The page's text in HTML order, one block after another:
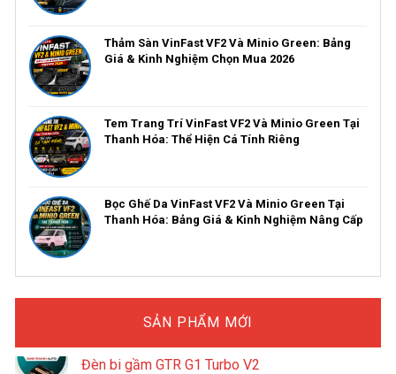
Thảm Sàn VinFast VF2 Và Minio Green: Bảng
Giá & Kinh Nghiệm Chọn Mua 2026
Tem Trang Trí VinFast VF2 Và Minio Green Tại
Thanh Hóa: Thể Hiện Cá Tính Riêng
Bọc Ghế Da VinFast VF2 Và Minio Green Tại
Thanh Hóa: Bảng Giá & Kinh Nghiệm Nâng Cấp
SẢN PHẨM MỚI
Đèn bi gầm GTR G1 Turbo V2